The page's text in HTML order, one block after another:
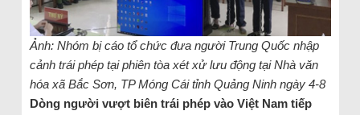
Ảnh: Nhóm bị cáo tổ chức đưa người Trung Quốc nhập
cảnh trái phép tại phiên tòa xét xử lưu động tại Nhà văn
hóa xã Bắc Sơn, TP Móng Cái tỉnh Quảng Ninh ngày 4-8
Dòng người vượt biên trái phép vào Việt Nam tiếp